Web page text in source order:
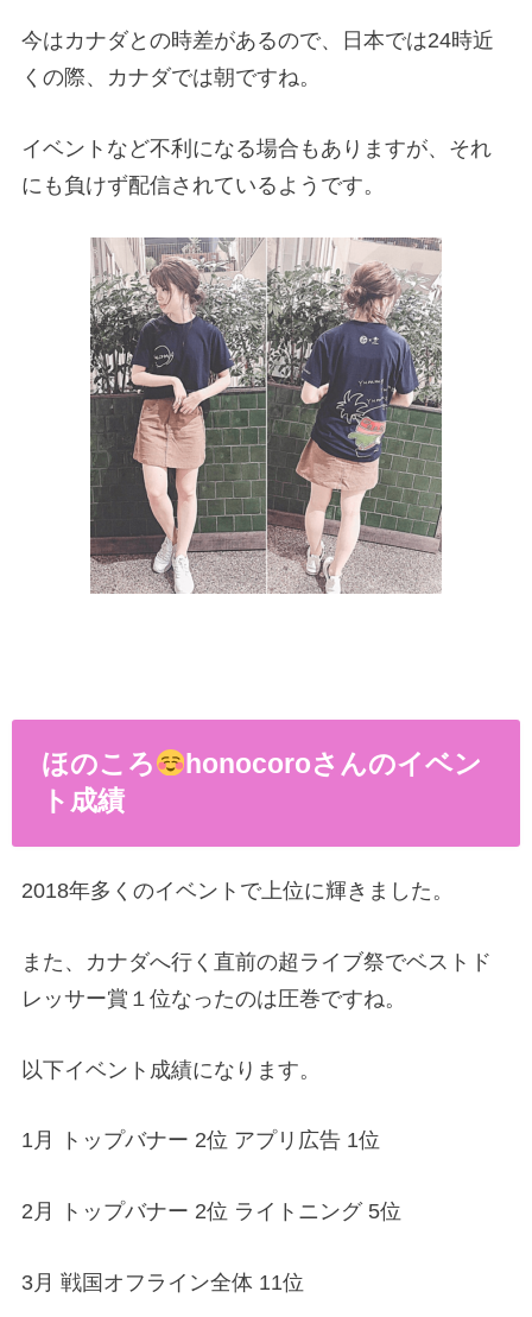
今はカナダとの時差があるので、日本では24時近
くの際、カナダでは朝ですね。
イベントなど不利になる場合もありますが、それ
にも負けず配信されているようです。
ほのころ
honocoroさんのイベン
ト成績
2018年多くのイベントで上位に輝きました。
また、カナダへ行く直前の超ライブ祭でベストド
レッサー賞１位なったのは圧巻ですね。
以下イベント成績になります。
1月 トップバナー 2位 アプリ広告 1位
2月 トップバナー 2位 ライトニング 5位
3月 戦国オフライン全体 11位